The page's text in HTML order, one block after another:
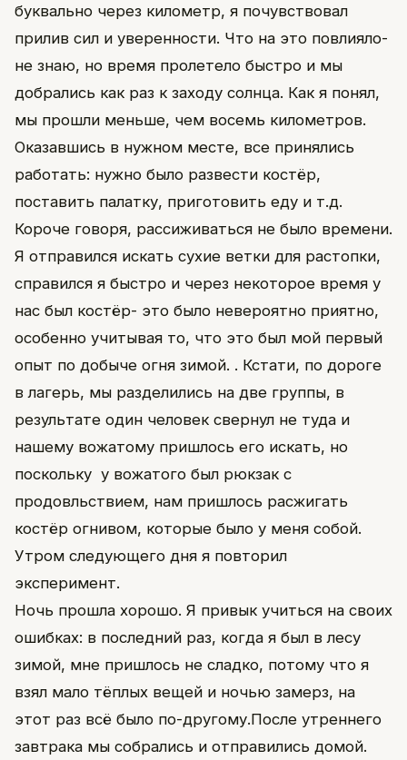
буквально через километр, я почувствовал
прилив сил и уверенности. Что на это повлияло-
не знаю, но время пролетело быстро и мы
добрались как раз к заходу солнца. Как я понял,
мы прошли меньше, чем восемь километров.
Оказавшись в нужном месте, все принялись
работать: нужно было развести костёр,
поставить палатку, приготовить еду и т.д.
Короче говоря, рассиживаться не было времени.
Я отправился искать сухие ветки для растопки,
справился я быстро и через некоторое время у
нас был костёр- это было невероятно приятно,
особенно учитывая то, что это был мой первый
опыт по добыче огня зимой. . Кстати, по дороге
в лагерь, мы разделились на две группы, в
результате один человек свернул не туда и
нашему вожатому пришлось его искать, но
поскольку у вожатого был рюкзак с
продовльствием, нам пришлось расжигать
костёр огнивом, которые было у меня собой.
Утром следующего дня я повторил
эксперимент.
Ночь прошла хорошо. Я привык учиться на своих
ошибках: в последний раз, когда я был в лесу
зимой, мне пришлось не сладко, потому что я
взял мало тёплых вещей и ночью замерз, на
этот раз всё было по-другому.После утреннего
завтрака мы собрались и отправились домой.